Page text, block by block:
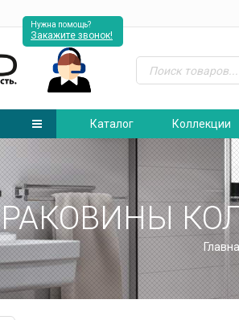
Нужна помощь?
Закажите звонок!
Каталог Коллекции
РАКОВИНЫ